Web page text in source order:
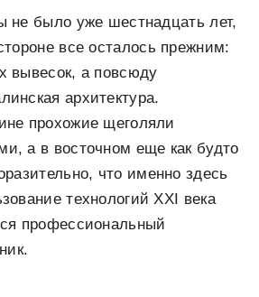
не было уже шестнадцать лет,
все осталось прежним:
вывесок, а повсюду
архитектура.
прохожие щеголяли
а в восточном еще как будто
что именно здесь
технологий XXI века
профессиональный